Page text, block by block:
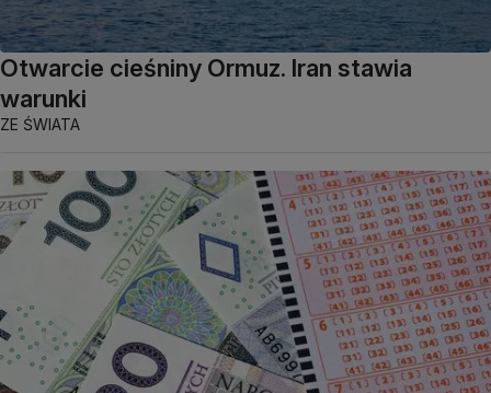
Otwarcie cieśniny Ormuz. Iran stawia
warunki
ZE ŚWIATA